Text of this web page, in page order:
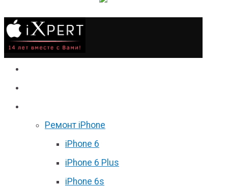
Ремонт iPhone
iPhone 6
iPhone 6 Plus
iPhone 6s